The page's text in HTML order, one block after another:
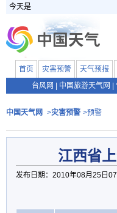
今天是
首页 灾害预警 天气预报
台风网
中国旅游天气网
中国天气网 >灾害预警 >预警
江西省
发布日期：2010年08月25日